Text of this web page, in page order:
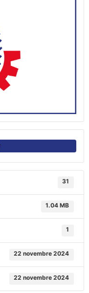
31
1.04 MB
1
22 novembre 2024
22 novembre 2024